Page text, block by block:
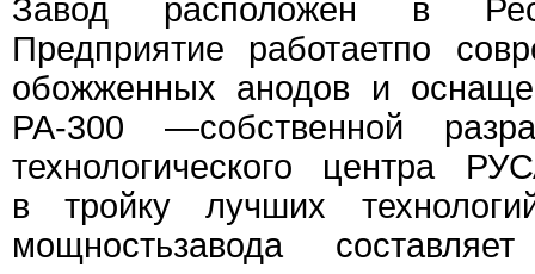
Завод расположен в
Предприятие работаетпо
обожженных анодов и
РА-300 —собственной
технологического центра
в тройку лучших
мощностьзавода